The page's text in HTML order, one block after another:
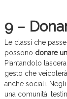
9 –
Le classi che
possono donare
Piantandolo
gesto che
anche sociali.
una comunità,